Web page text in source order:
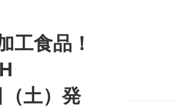
工食品！
土）発